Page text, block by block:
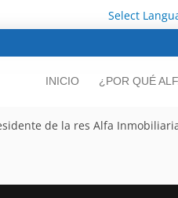
Select
INICIO ¿POR QUÉ
de la res Alfa